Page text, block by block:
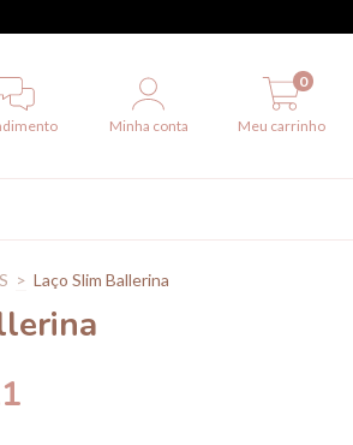
Minha conta Meu carrinho
0
> Laço Slim Ballerina